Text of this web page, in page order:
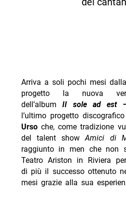
Arriva a soli pochi mesi
progetto la nuova
dell’albumIl sole ad est –
l’ultimo progetto
Ursoche, come tradizione
del talent showAmici di
raggiunto in men che non
Teatro Ariston in Riviera
di più il successo ottenuto
mesi grazie alla sua